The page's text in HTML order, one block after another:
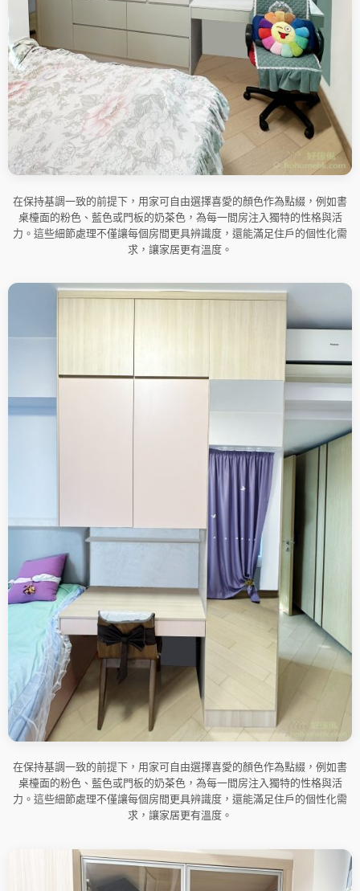
在保持基調一致的前提下，用家可自由選擇喜愛的顏色作為點綴，例如書
桌檯面的粉色、藍色或門板的奶茶色，為每一間房注入獨特的性格與活
力。這些細節處理不僅讓每個房間更具辨識度，還能滿足住戶的個性化需
求，讓家居更有溫度。
在保持基調一致的前提下，用家可自由選擇喜愛的顏色作為點綴，例如書
桌檯面的粉色、藍色或門板的奶茶色，為每一間房注入獨特的性格與活
力。這些細節處理不僅讓每個房間更具辨識度，還能滿足住戶的個性化需
求，讓家居更有溫度。